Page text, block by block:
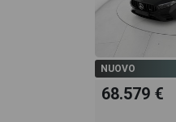
NUOVO
68.579 €